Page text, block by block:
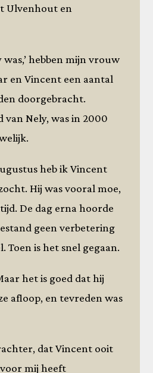
Ulvenhout en
was,’ hebben mijn vrouw
en Vincent een aantal
doorgebracht.
van Nely, was in 2000
heb ik Vincent
Hij was vooral moe,
De dag erna hoorde
geen verbetering
Toen is het snel gegaan.
het is goed dat hij
afloop, en tevreden was
dat Vincent ooit
mij heeft